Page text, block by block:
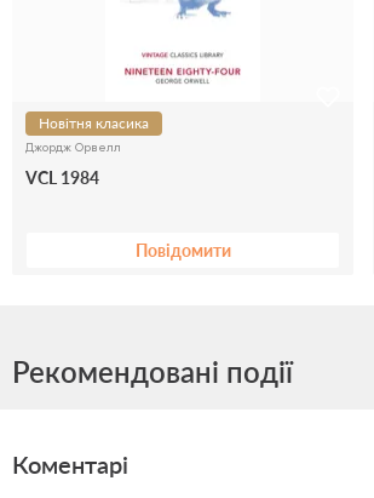
Новітня класика
Джордж Орвелл
VCL 1984
Повідомити
Рекомендовані події
Коментарі